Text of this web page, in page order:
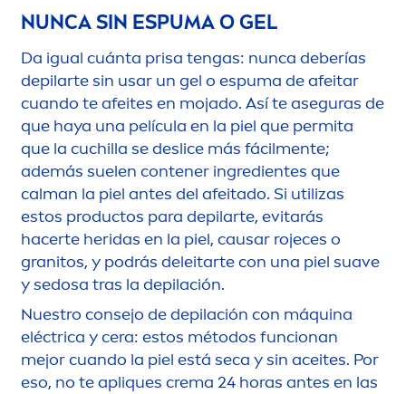
NUNCA SIN ESPUMA O GEL
Da igual cuánta prisa tengas: nunca deberías
depilarte sin usar un gel o espuma de afeitar
cuando te afeites en mojado. Así te aseguras de
que haya una película en la piel que permita
que la cuchilla se deslice más fácilmente;
además suelen contener ingredientes que
calman la piel antes del afeitado. Si utilizas
estos productos para depilarte, evitarás
hacerte heridas en la piel, causar rojeces o
granitos, y podrás deleitarte con una piel suave
y sedosa tras la depilación.
Nuestro consejo de depilación con máquina
eléctrica y cera: estos métodos funcionan
mejor cuando la piel está seca y sin aceites. Por
eso, no te apliques crema 24 horas antes en las